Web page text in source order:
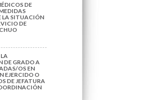
DE
LA SITUACIÓN
DE
DE GRADO A
OS EN
EJERCIDO O
DE JEFATURA